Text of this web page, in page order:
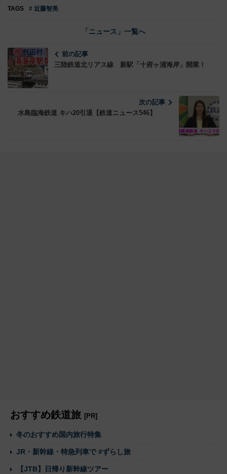
TAGS # 近藤智美
「ニュース」一覧へ
前の記事
三陸鉄道北リアス線 新駅「十府ヶ浦海岸」開業！
次の記事
水島臨海鉄道 キハ20引退【鉄道ニュース546】
おすすめ鉄道旅 [PR]
冬のおすすめ国内旅行特集
JR・新幹線・特急列車で #ずらし旅
【JTB】日帰り新幹線ツアー